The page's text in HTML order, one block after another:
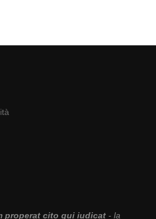
properat cito qui iudicat- la